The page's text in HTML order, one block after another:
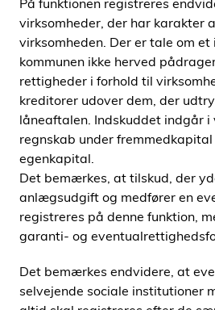
På funktionen registreres
virksomheder, der har karakter
virksomheden. Der er tale om et
kommunen ikke herved
rettigheder i forhold til
kreditorer udover dem, der
låneaftalen. Indskuddet indgår i
regnskab under
egenkapital.
Det bemærkes, at tilskud, der
anlægsudgift og medfører en
registreres på denne funktion,
garanti- og
Det bemærkes endvidere, at
selvejende sociale institutioner